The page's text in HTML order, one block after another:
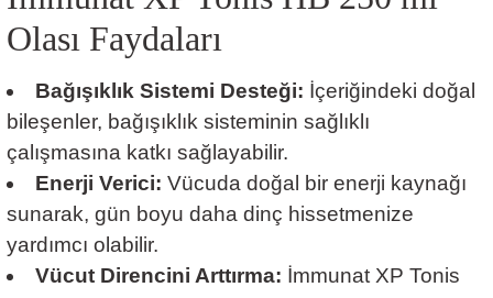
Olası Faydaları
Bağışıklık Sistemi Desteği: İçeriğindeki doğal
bileşenler, bağışıklık sisteminin sağlıklı
çalışmasına katkı sağlayabilir.
Enerji Verici: Vücuda doğal bir enerji kaynağı
sunarak, gün boyu daha dinç hissetmenize
yardımcı olabilir.
Vücut Direncini Arttırma: İmmunat XP Tonis